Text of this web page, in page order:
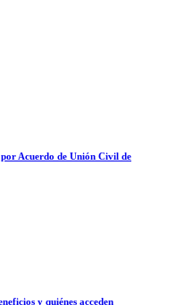
Acuerdo de Unión Civil de
y quiénes acceden